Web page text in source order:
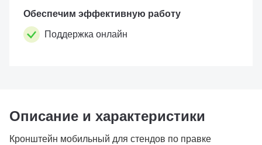
Обеспечим эффективную работу
Поддержка онлайн
Описание и характеристики
Кронштейн мобильный для стендов по правке